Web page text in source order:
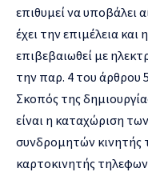
επιθυμεί να υποβάλει
έχει την επιμέλεια και
επιβεβαιωθεί με
την παρ. 4 του άρθρου
Σκοπός της
είναι η καταχώριση
συνδρομητών κινητής
καρτοκινητής